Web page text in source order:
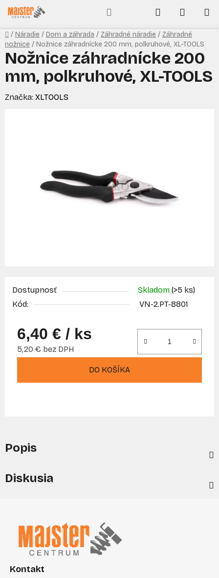
Prejsť
na
obsah
Hľadať
KOŠÍK
Domov
/ Náradie / Dom a záhrada / Záhradné náradie / Záhradné
nožnice / Nožnice záhradnícke 200 mm, polkruhové, XL-TOOLS
Dostupnosť Skladom (>5 ks)
Kód:
VN-2.PT-8801
6,40 € / ks
5,20 € bez DPH
DO KOŠÍKA
Nožnice záhradnícke 200
mm, polkruhové, XL-TOOLS
Značka: XLTOOLS
Popis
Diskusia
Kontakt